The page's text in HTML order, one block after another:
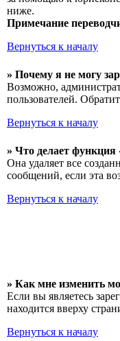
ниже.
Примечание
Вернуться к началу
» Почему я не могу
Возможно,
пользователей.
Вернуться к началу
» Что делает функция
Она удаляет все
сообщений, если эта
Вернуться к началу
» Как мне изменить
Если вы являетесь
находится вверху
Вернуться к началу